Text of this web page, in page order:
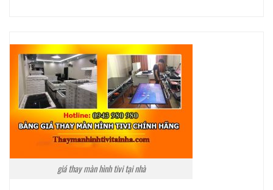
giá thay màn hình tivi tại nhà